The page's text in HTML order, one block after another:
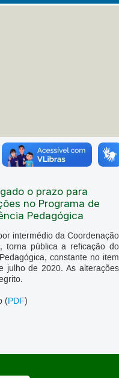
o prazo para
no Programa de
Pedagógica
intermédio da Coordenação
torna pública a reficação do
constante no item
julho de 2020. As alterações
(PDF)